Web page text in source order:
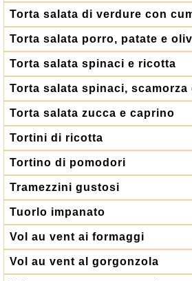
Torta salata di verdure con
Torta salata porro, patate e
Torta salata spinaci e ricotta
Torta salata spinaci, scamorza
Torta salata zucca e caprino
Tortini di ricotta
Tortino di pomodori
Tramezzini gustosi
Tuorlo impanato
Vol au vent ai formaggi
Vol au vent al gorgonzola